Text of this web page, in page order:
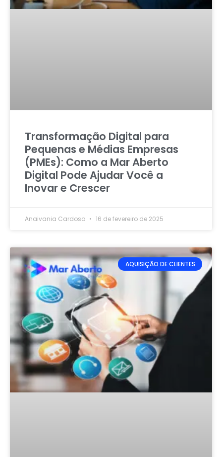
Transformação Digital para
Pequenas e Médias Empresas
(PMEs): Como a Mar Aberto
Digital Pode Ajudar Você a
Inovar e Crescer
Anaivania Cardoso 16 de fevereiro de 2025
AQUISIÇÃO DE CLIENTES